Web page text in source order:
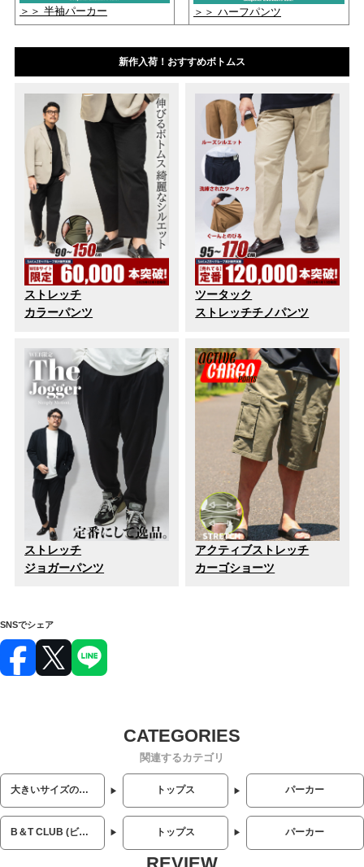
＞＞ 半袖パーカー ＞＞ ハーフパンツ
新作入荷！おすすめボトムス
ストレッチ
カラーパンツ
ツータック
ストレッチチノパンツ
ストレッチ
ジョガーパンツ
アクティブストレッチ
カーゴショーツ
SNSでシェア
関連するカテゴリ
大きいサイズのメンズ服 トップス パーカー
B＆T CLUB (ビーアンドティークラブ) トップス パーカー